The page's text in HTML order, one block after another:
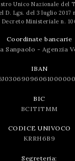
Unico Nazionale del
D. Lgs. del 3 luglio 2017
Decreto Ministeriale n.
Coordinate bancarie
Sanpaolo - Agenzia
IBAN
BIC
BCITITMM
CODICE UNIVOCO
KRRH6B9
Segreteria: